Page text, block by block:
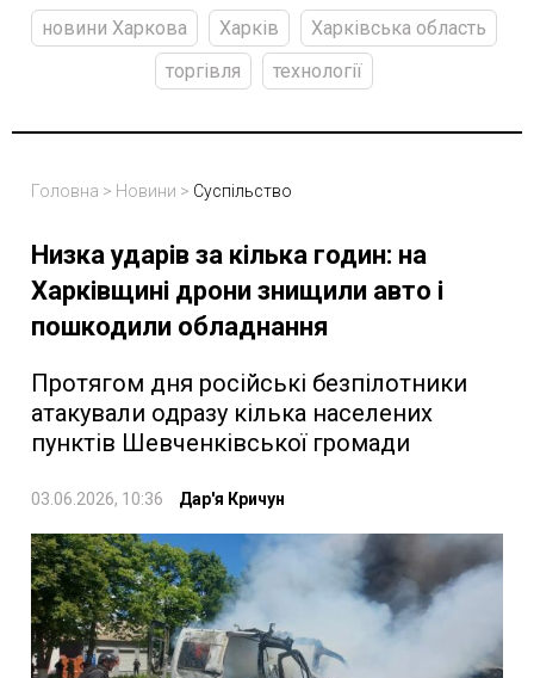
новини Харкова Харків
Харківська область
торгівля
технології
Головна > Новини > Суспільство
Низка ударів за кілька годин: на
Харківщині дрони знищили авто і
пошкодили обладнання
Протягом дня російські безпілотники
атакували одразу кілька населених
пунктів Шевченківської громади
03.06.2026, 10:36 Дар'я Кричун